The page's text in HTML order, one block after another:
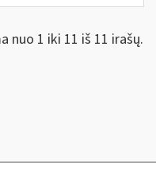
nuo 1 iki 11 iš 11 irašų.